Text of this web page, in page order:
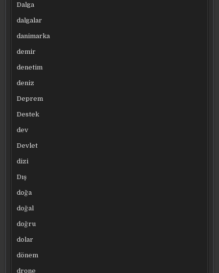
Dalga
dalgalar
danimarka
demir
denetim
deniz
Deprem
Destek
dev
Devlet
dizi
Dış
doğa
doğal
doğru
dolar
dönem
drone